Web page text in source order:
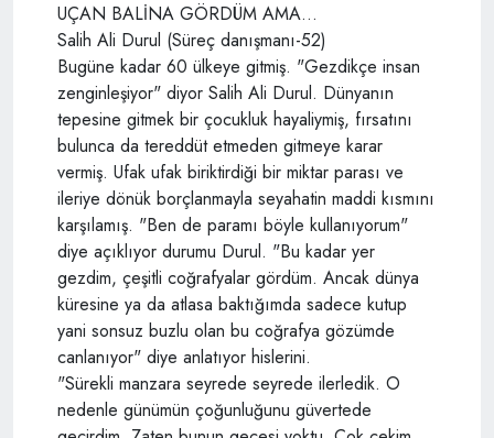
UÇAN BALİNA GÖRDÜM AMA...
Salih Ali Durul (Süreç danışmanı-52)
Bugüne kadar 60 ülkeye gitmiş. "Gezdikçe insan
zenginleşiyor" diyor Salih Ali Durul. Dünyanın
tepesine gitmek bir çocukluk hayaliymiş, fırsatını
bulunca da tereddüt etmeden gitmeye karar
vermiş. Ufak ufak biriktirdiği bir miktar parası ve
ileriye dönük borçlanmayla seyahatin maddi kısmını
karşılamış. "Ben de paramı böyle kullanıyorum"
diye açıklıyor durumu Durul. "Bu kadar yer
gezdim, çeşitli coğrafyalar gördüm. Ancak dünya
küresine ya da atlasa baktığımda sadece kutup
yani sonsuz buzlu olan bu coğrafya gözümde
canlanıyor" diye anlatıyor hislerini.
"Sürekli manzara seyrede seyrede ilerledik. O
nedenle günümün çoğunluğunu güvertede